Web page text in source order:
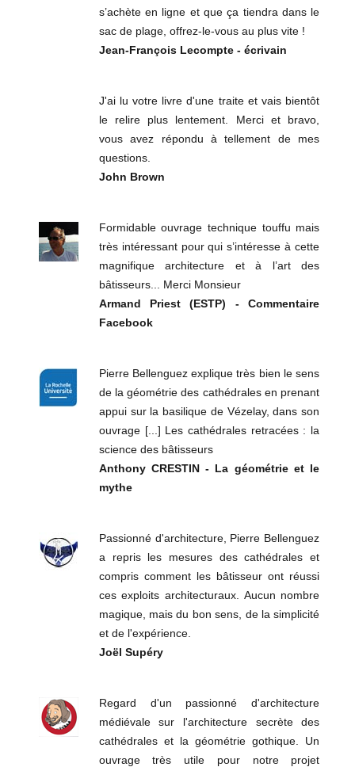
s’achète en ligne et que ça tiendra dans le
sac de plage, offrez-le-vous au plus vite !
Jean-François Lecompte - écrivain
J'ai lu votre livre d'une traite et vais bientôt
le relire plus lentement. Merci et bravo,
vous avez répondu à tellement de mes
questions.
John Brown
Formidable ouvrage technique touffu mais
très intéressant pour qui s’intéresse à cette
magnifique architecture et à l’art des
bâtisseurs... Merci Monsieur
Armand Priest (ESTP) - Commentaire
Facebook
Pierre Bellenguez explique très bien le sens
de la géométrie des cathédrales en prenant
appui sur la basilique de Vézelay, dans son
ouvrage [...] Les cathédrales retracées : la
science des bâtisseurs
Anthony CRESTIN - La géométrie et le
mythe
Passionné d'architecture, Pierre Bellenguez
a repris les mesures des cathédrales et
compris comment les bâtisseur ont réussi
ces exploits architecturaux. Aucun nombre
magique, mais du bon sens, de la simplicité
et de l'expérience.
Joël Supéry
Regard d'un passionné d'architecture
médiévale sur l'architecture secrète des
cathédrales et la géométrie gothique. Un
ouvrage très utile pour notre projet